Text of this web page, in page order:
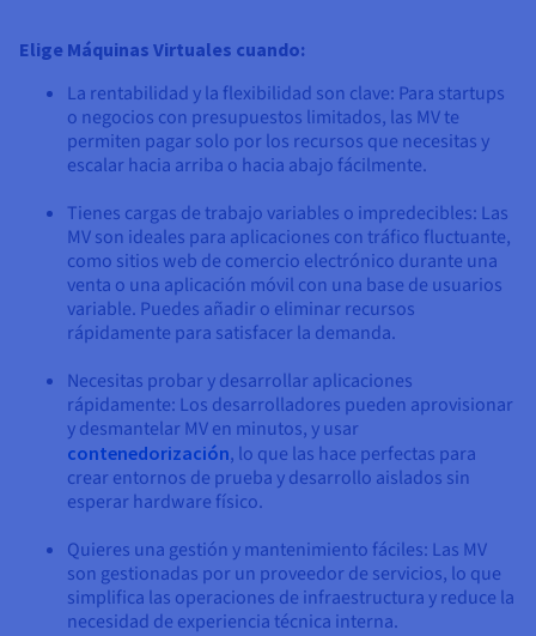
Elige Máquinas Virtuales cuando:
La rentabilidad y la flexibilidad son clave: Para startups
o negocios con presupuestos limitados, las MV te
permiten pagar solo por los recursos que necesitas y
escalar hacia arriba o hacia abajo fácilmente.
Tienes cargas de trabajo variables o impredecibles: Las
MV son ideales para aplicaciones con tráfico fluctuante,
como sitios web de comercio electrónico durante una
venta o una aplicación móvil con una base de usuarios
variable. Puedes añadir o eliminar recursos
rápidamente para satisfacer la demanda.
Necesitas probar y desarrollar aplicaciones
rápidamente: Los desarrolladores pueden aprovisionar
y desmantelar MV en minutos, y usar
contenedorización, lo que las hace perfectas para
crear entornos de prueba y desarrollo aislados sin
esperar hardware físico.
Quieres una gestión y mantenimiento fáciles: Las MV
son gestionadas por un proveedor de servicios, lo que
simplifica las operaciones de infraestructura y reduce la
necesidad de experiencia técnica interna.